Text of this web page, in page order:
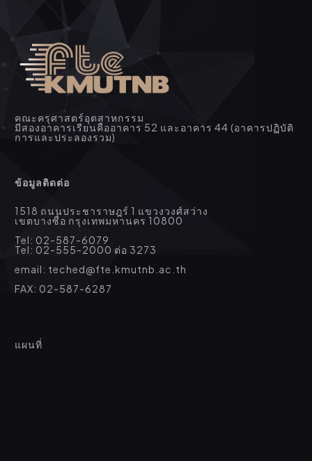
คณะครุศาสตร์อุตสาหกรรม
มีสองอาคารเรียนคืออาคาร 52 และอาคาร 44 (อาคารปฏิบัติ
การและประลองรวม)
ข้อมูลติดต่อ
1518 ถนนประชาราษฎร์ 1 แขวงวงศ์สว่าง
เขตบางซื่อ กรุงเทพมหานคร 10800
Tel: 02-587-6079
Tel: 02-555-2000 ต่อ 3273
email: teched@fte.kmutnb.ac.th
FAX: 02-587-6287
แผนที่